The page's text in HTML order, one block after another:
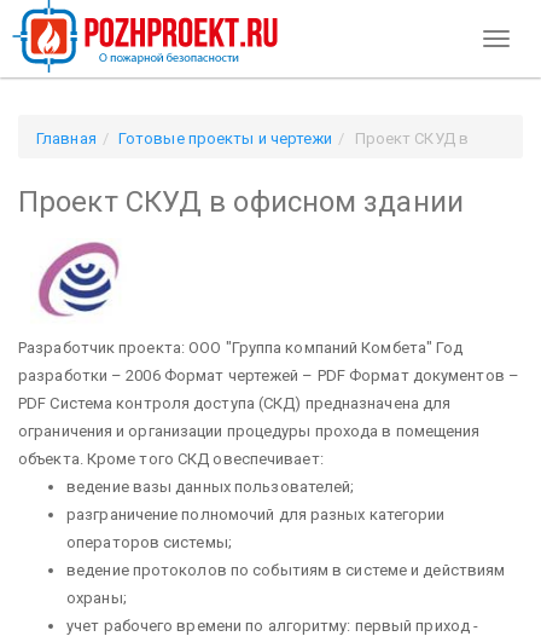
Главная Готовые проекты и чертежи
Проект СКУД в
Проект СКУД в офисном здании
Разработчик проекта: ООО "Группа компаний Комбета" Год
разработки – 2006 Формат чертежей – PDF Формат документов –
PDFСистема контроля доступа (СКД) предназначена для
ограничения и организации процедуры прохода в помещения
объекта. Кроме того СКД овеспечивает:
ведение вазы данных пользователей;
разграничение полномочий для разных категории
операторов системы;
ведение протоколов по событиям в системе и действиям
охраны;
учет рабочего времени по алгоритму: первый приход -